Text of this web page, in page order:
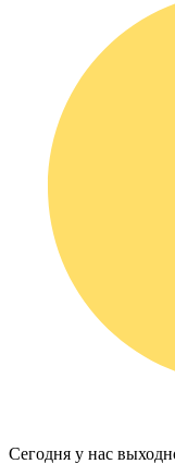
Сегодня у нас